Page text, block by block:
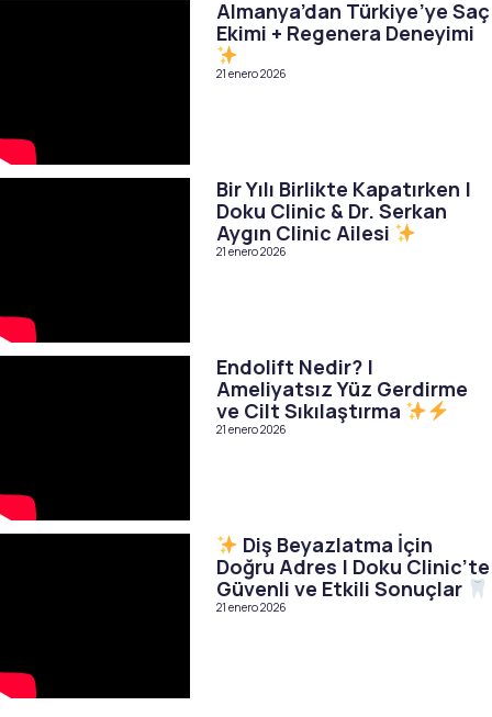
Almanya’dan Türkiye’ye Saç
Ekimi + Regenera Deneyimi
21 enero 2026
Bir Yılı Birlikte Kapatırken |
Doku Clinic & Dr. Serkan
Aygın Clinic Ailesi
21 enero 2026
Endolift Nedir? |
Ameliyatsız Yüz Gerdirme
ve Cilt Sıkılaştırma
21 enero 2026
Diş Beyazlatma İçin
Doğru Adres | Doku Clinic’te
Güvenli ve Etkili Sonuçlar
21 enero 2026